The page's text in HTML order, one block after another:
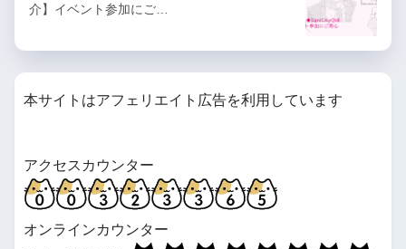
介】イベント参加にご…
本サイトはアフェリエイト広告を利用しています
アクセスカウンター
オンラインカウンター